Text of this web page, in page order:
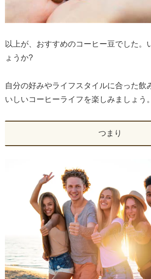
以上が、おすすめのコーヒー豆でした。
ょうか?
自分の好みやライフスタイルに合った飲
いしいコーヒーライフを楽しみましょう。
つまり